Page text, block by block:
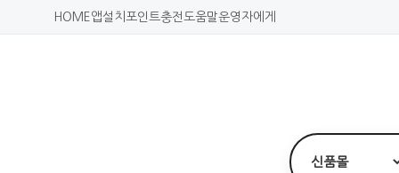
HOME 앱설치 포인트충전도움말운영자에게